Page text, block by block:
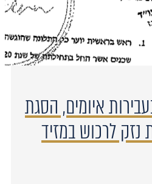
איומים, הסגת
נזק לרכוש במזיד